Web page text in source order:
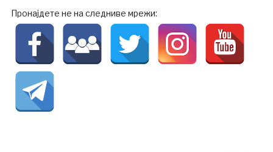
Пронајдете не на следниве мрежи: